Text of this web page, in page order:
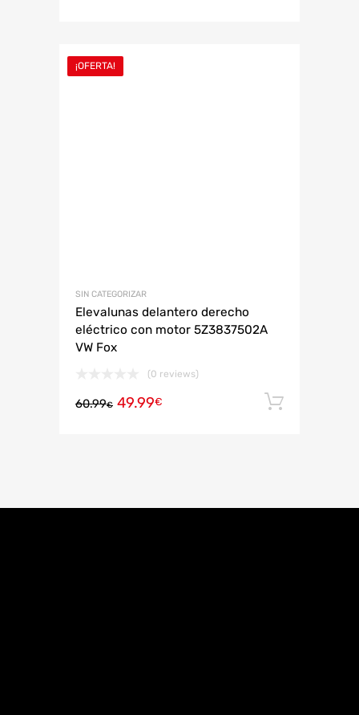
¡OFERTA!
SIN CATEGORIZAR
Elevalunas delantero derecho
eléctrico con motor 5Z3837502A
VW Fox
(0 reviews)
60.99€ 49.99€